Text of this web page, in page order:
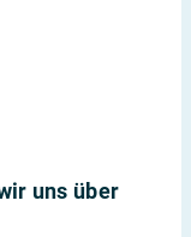
uns über